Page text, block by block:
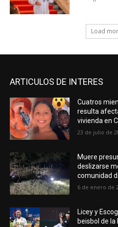
Load
ARTICULOS DE INTERES
Cuatros
resulta
vivienda en
23 de julio de
Muere
deslizarse
comunidad
6 de enero de
Licey y
beisbol de la